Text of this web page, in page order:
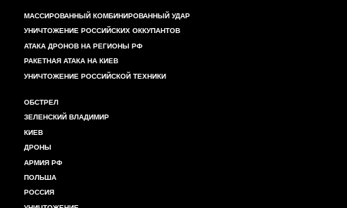
МАССИРОВАННЫЙ КОМБИНИРОВАННЫЙ УДАР
УНИЧТОЖЕНИЕ РОССИЙСКИХ ОККУПАНТОВ
АТАКА ДРОНОВ НА РЕГИОНЫ РФ
РАКЕТНАЯ АТАКА НА КИЕВ
УНИЧТОЖЕНИЕ РОССИЙСКОЙ ТЕХНИКИ
ОБСТРЕЛ
ЗЕЛЕНСКИЙ ВЛАДИМИР
КИЕВ
ДРОНЫ
АРМИЯ РФ
ПОЛЬША
РОССИЯ